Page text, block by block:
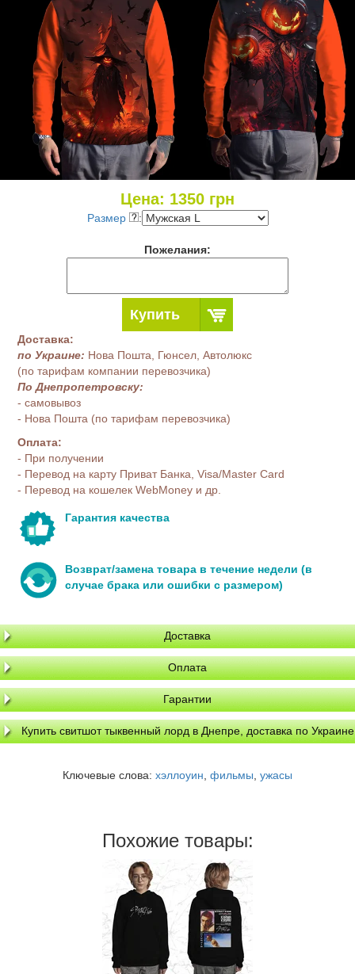
Цена: 1350 грн
Размер :
Пожелания:
Купить
Доставка:
по Украине: Нова Пошта, Гюнсел, Автолюкс
(по тарифам компании перевозчика)
По Днепропетровску:
- самовывоз
- Нова Пошта (по тарифам перевозчика)
Оплата:
- При получении
- Перевод на карту Приват Банка, Visa/Master Card
- Перевод на кошелек WebMoney и др.
Гарантия качества
Возврат/замена товара в течение недели (в
случае брака или ошибки с размером)
Доставка
Оплата
Гарантии
Купить свитшот тыквенный лорд в Днепре, доставка по Украине
Ключевые слова: хэллоуин фильмы ужасы
Похожие товары: